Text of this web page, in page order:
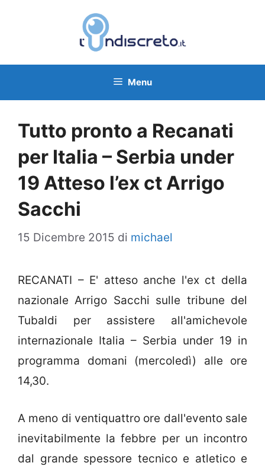
Menu
Tutto pronto a Recanati
per Italia – Serbia under
19 Atteso l’ex ct Arrigo
Sacchi
15 Dicembre 2015 di michael
RECANATI – E' atteso anche l'ex ct della
nazionale Arrigo Sacchi sulle tribune del
Tubaldi per assistere all'amichevole
internazionale Italia – Serbia under 19 in
programma domani (mercoledì) alle ore
14,30.
A meno di ventiquattro ore dall'evento sale
inevitabilmente la febbre per un incontro
dal grande spessore tecnico e atletico e